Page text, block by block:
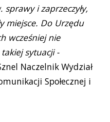
i zaprzeczyły,
miejsce. Do Urzędu
wcześniej nie
sytuacji -
Naczelnik Wydział
Społecznej i